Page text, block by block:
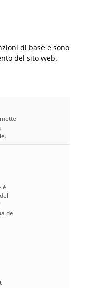
di base e sono
del sito web.
è
del